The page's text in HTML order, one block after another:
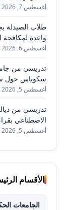
أغسطس 7, 2026
طلاب الصيدلة
واعدة لمكافحة
أغسطس 6, 2026
تدريسي من
سكوباس حول
أغسطس 5, 2026
تدريسي من
الاصطناعي
أغسطس 5, 2026
الأقسام
الجامعات